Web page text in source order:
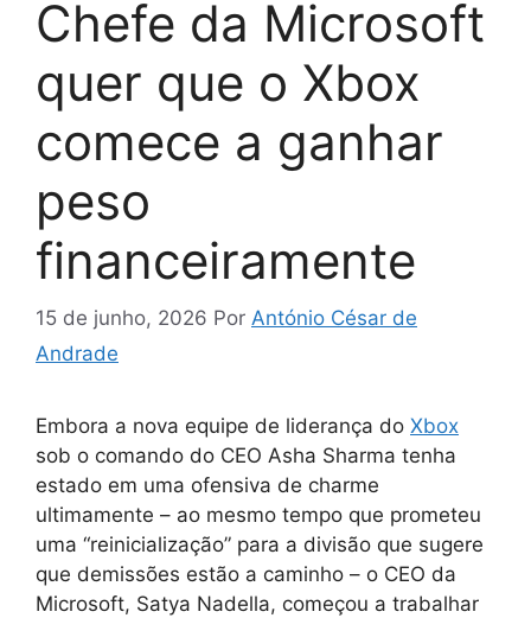
Chefe da Microsoft
quer que o Xbox
comece a ganhar
peso
financeiramente
15 de junho, 2026 Por António César de
Andrade
Embora a nova equipe de liderança do Xbox
sob o comando do CEO Asha Sharma tenha
estado em uma ofensiva de charme
ultimamente – ao mesmo tempo que prometeu
uma “reinicialização” para a divisão que sugere
que demissões estão a caminho – o CEO da
Microsoft, Satya Nadella, começou a trabalhar